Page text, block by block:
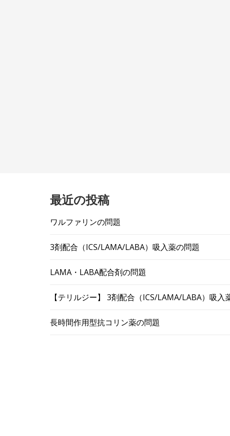
最近の投稿
ワルファリンの問題
3剤配合（ICS/LAMA/LABA）吸入薬の問題
LAMA・LABA配合剤の問題
【テリルジー】 3剤配合（ICS/LAMA/LABA）吸入
長時間作用型抗コリン薬の問題